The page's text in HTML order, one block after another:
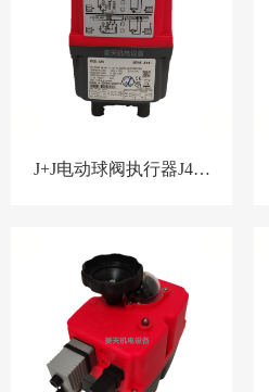
J+J电动球阀执行器J4C-